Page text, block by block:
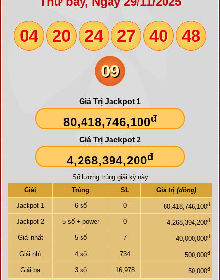
04 20 24 27 40
48
09
Giá Trị Jackpot 1
80,418,746,100đ
Giá Trị Jackpot 2
4,268,394,200đ
Số lượng trúng giải kỳ này
Giải
Trùng SL Giá trị (đồng)
Jackpot 1 6 số 0 80,418,746,100đ
Jackpot 2 5 số + power 0 4,268,394,200đ
Giải nhất 5 số 7 40,000,000đ
Giải nhì 4 số 734 500,000đ
Giải ba 3 số 16,978 50,000đ